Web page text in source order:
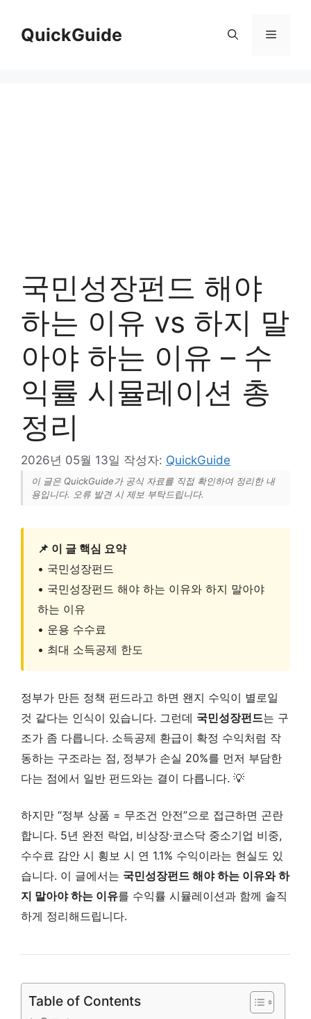
QuickGuide 메
국민성장펀드 해야
하는 이유 vs 하지 말
아야 하는 이유 – 수
익률 시뮬레이션 총
정리
2026년 05월 13일 작성자: QuickGuide
이 글은 QuickGuide가 공식 자료를 직접 확인하여 정리한 내
용입니다. 오류 발견 시 제보 부탁드립니다.
📌 이 글 핵심 요약
• 국민성장펀드
• 국민성장펀드 해야 하는 이유와 하지 말아야
하는 이유
• 운용 수수료
• 최대 소득공제 한도
정부가 만든 정책 펀드라고 하면 왠지 수익이 별로일
것 같다는 인식이 있습니다. 그런데 국민성장펀드는 구
조가 좀 다릅니다. 소득공제 환급이 확정 수익처럼 작
동하는 구조라는 점, 정부가 손실 20%를 먼저 부담한
다는 점에서 일반 펀드와는 결이 다릅니다. 💡
하지만 “정부 상품 = 무조건 안전”으로 접근하면 곤란
합니다. 5년 완전 락업, 비상장·코스닥 중소기업 비중,
수수료 감안 시 횡보 시 연 1.1% 수익이라는 현실도 있
습니다. 이 글에서는 국민성장펀드 해야 하는 이유와 하
지 말아야 하는 이유를 수익률 시뮬레이션과 함께 솔직
하게 정리해드립니다.
Table of Contents